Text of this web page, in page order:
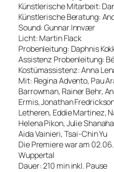
Künstlerische Mitarbeit:
Künstlerische Beratung:
Sound: Gunnar Innvær
Licht: Martin Flack
Probenleitung: Daphnis
Assistenz Probenleitung:
Kostümassistenz: Anna
Mit: Regina Advento, Pau
Barrowman, Rainer Behr,
Ermis, Jonathan
Letheren, Eddie Martinez,
Helena Pikon, Julie
Aida Vainieri, Tsai-Chin Yu
Die Premiere war am
Wuppertal
Dauer: 210 min inkl. Pause